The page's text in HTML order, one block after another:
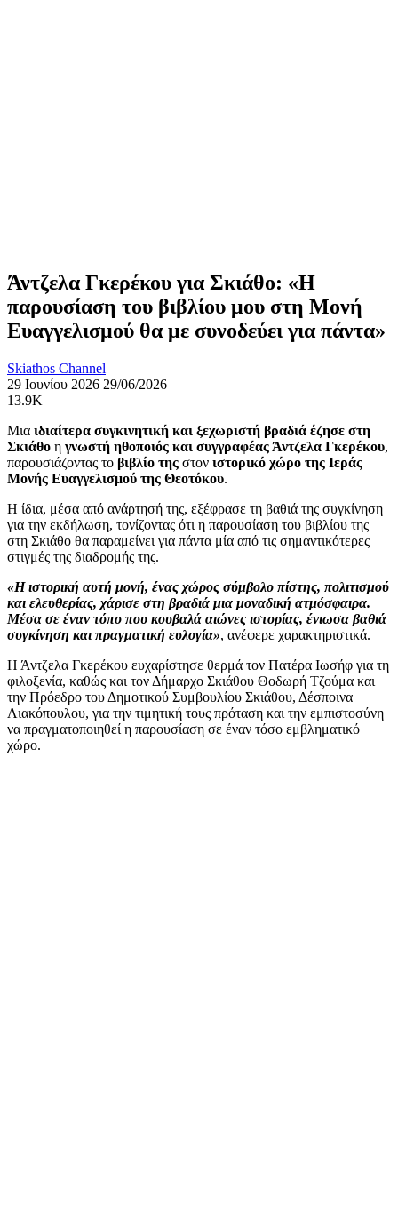
Άντζελα Γκερέκου για Σκιάθο: «Η
παρουσίαση του βιβλίου μου στη Μονή
Ευαγγελισμού θα με συνοδεύει για πάντα»
Skiathos Channel
29 Ιουνίου 2026 29/06/2026
13.9K
Μια ιδιαίτερα συγκινητική και ξεχωριστή βραδιά έζησε στη
Σκιάθο η γνωστή ηθοποιός και συγγραφέας Άντζελα Γκερέκου,
παρουσιάζοντας το βιβλίο της στον ιστορικό χώρο της Ιεράς
Μονής Ευαγγελισμού της Θεοτόκου.
Η ίδια, μέσα από ανάρτησή της, εξέφρασε τη βαθιά της συγκίνηση
για την εκδήλωση, τονίζοντας ότι η παρουσίαση του βιβλίου της
στη Σκιάθο θα παραμείνει για πάντα μία από τις σημαντικότερες
στιγμές της διαδρομής της.
«Η ιστορική αυτή μονή, ένας χώρος σύμβολο πίστης, πολιτισμού
και ελευθερίας, χάρισε στη βραδιά μια μοναδική ατμόσφαιρα.
Μέσα σε έναν τόπο που κουβαλά αιώνες ιστορίας, ένιωσα βαθιά
συγκίνηση και πραγματική ευλογία», ανέφερε χαρακτηριστικά.
Η Άντζελα Γκερέκου ευχαρίστησε θερμά τον Πατέρα Ιωσήφ για τη
φιλοξενία, καθώς και τον Δήμαρχο Σκιάθου Θοδωρή Τζούμα και
την Πρόεδρο του Δημοτικού Συμβουλίου Σκιάθου, Δέσποινα
Λιακόπουλου, για την τιμητική τους πρόταση και την εμπιστοσύνη
να πραγματοποιηθεί η παρουσίαση σε έναν τόσο εμβληματικό
χώρο.